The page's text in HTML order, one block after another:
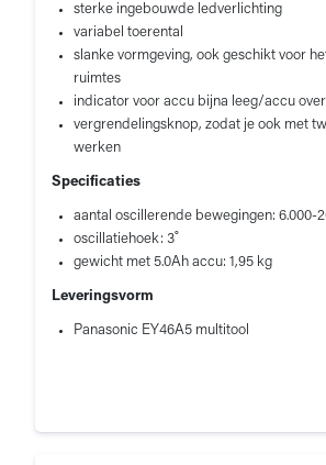
sterke ingebouwde ledverlichting
variabel toerental
slanke vormgeving, ook geschikt voor
ruimtes
indicator voor accu bijna leeg/accu
vergrendelingsknop, zodat je ook met
werken
Specificaties
aantal oscillerende bewegingen: 6.000-
oscillatiehoek: 3˚
gewicht met 5.0Ah accu: 1,95 kg
Leveringsvorm
Panasonic EY46A5 multitool